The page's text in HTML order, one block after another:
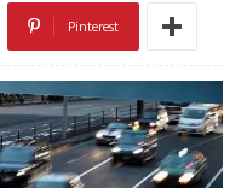
Pinterest